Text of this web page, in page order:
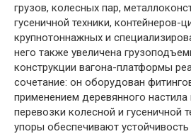
грузов, колесных пар,
гусеничной техники, контейнеров-
крупнотоннажных и
него также увеличена
конструкции вагона-платформы
сочетание: он оборудован
применением деревянного
перевозки колесной и гусеничной
упоры обеспечивают